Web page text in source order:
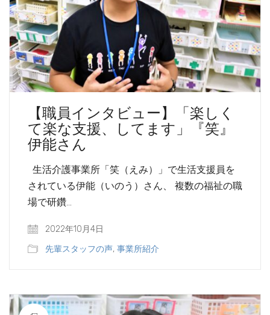
【職員インタビュー】「楽しく
て楽な支援、してます」『笑』
伊能さん
生活介護事業所「笑（えみ）」で生活支援員を
されている伊能（いのう）さん、 複数の福祉の職
場で研鑽…
2022年10月4日
先輩スタッフの声, 事業所紹介